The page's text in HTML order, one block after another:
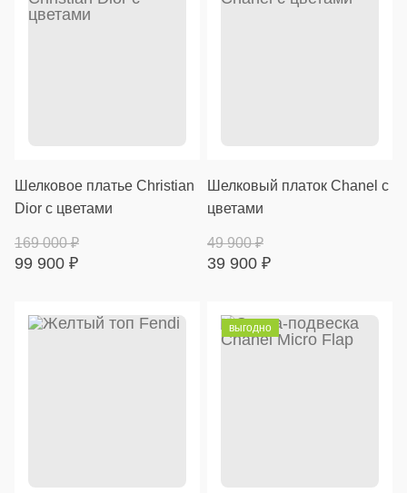
Шелковое платье Christian
Dior с цветами
99 900 ₽
169 000₽
Шелковый платок Chanel с
цветами
39 900 ₽
49 900₽
выгодно